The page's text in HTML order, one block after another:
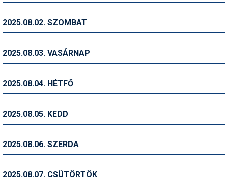
Ingatlan
Kerékpár
Magazinok
2025.08.02. SZOMBAT
2025.08.03. VASÁRNAP
2025.08.04. HÉTFŐ
2025.08.05. KEDD
2025.08.06. SZERDA
2025.08.07. CSÜTÖRTÖK